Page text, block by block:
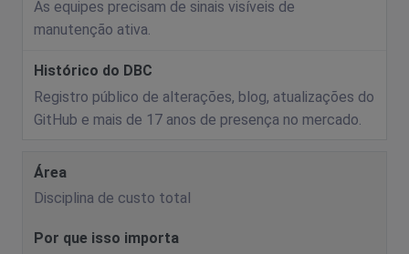
As equipes precisam de sinais visíveis de
manutenção ativa.
Registro público de alterações, blog, atualizações do
GitHub e mais de 17 anos de presença no mercado.
Disciplina de custo total